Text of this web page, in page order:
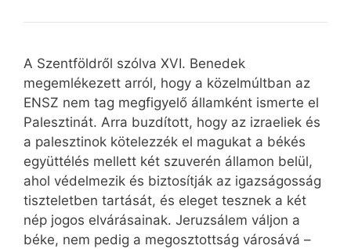
A Szentföldről szólva XVI. Benedek
megemlékezett arról, hogy a közelmúltban az
ENSZ nem tag megfigyelő államként ismerte el
Palesztinát. Arra buzdított, hogy az izraeliek és
a palesztinok kötelezzék el magukat a békés
együttélés mellett két szuverén államon belül,
ahol védelmezik és biztosítják az igazságosság
tiszteletben tartását, és eleget tesznek a két
nép jogos elvárásainak. Jeruzsálem váljon a
béke, nem pedig a megosztottság városává –